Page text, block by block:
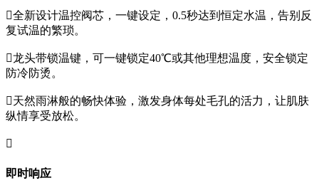
全新设计温控阀芯，一键设定，0.5秒达到恒定水温，告别反
复试温的繁琐。
龙头带锁温键，可一键锁定40℃或其他理想温度，安全锁定
防冷防烫。
天然雨淋般的畅快体验，激发身体每处毛孔的活力，让肌肤
纵情享受放松。

即时响应